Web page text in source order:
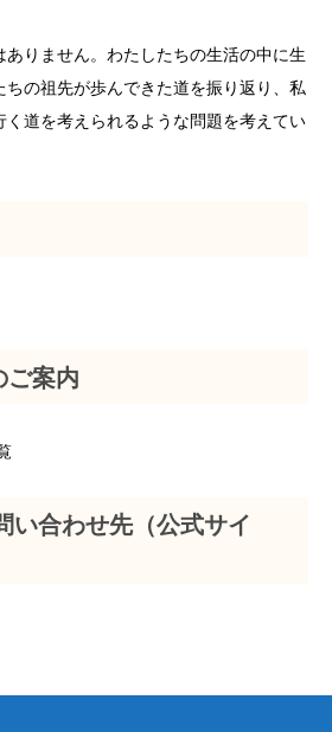
りません。わたしたちの生活の中に生
ちの祖先が歩んできた道を振り返り、私
道を考えられるような問題を考えてい
ご案内
い合わせ先（公式サイ